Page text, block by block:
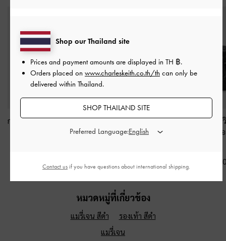
กระเป๋าโท้ทรุ่น Sansa-สี
กระเป๋าทรงโบว์ลิ่งรุ่น
Sianna-สีดำอะไหล่สีเงิน
กระเป๋าเป้ลาย
สีด
฿3,990.00
หมวดหมู่ที่เกี่ยวข้อง
แมรี่เจน สีดำ
รองเท้า สีดำ
แมรี่เจน
Shop our Thailand site
Prices and payment amounts are displayed in TH ฿.
Orders placed on www.charleskeith.co.th/th can only be
delivered within Thailand.
SHOP THAILAND SITE
Preferred Language:
Contact us if you have questions about international shipping.